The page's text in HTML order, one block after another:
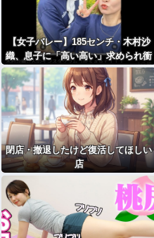
【女子バレー】185センチ・木村沙
織、息子に「高い高い」求められ衝
撃展開激白 「すごい列になって…私
アトラクションじゃないよみたい
な」
閉店・撤退したけど復活してほしい
店